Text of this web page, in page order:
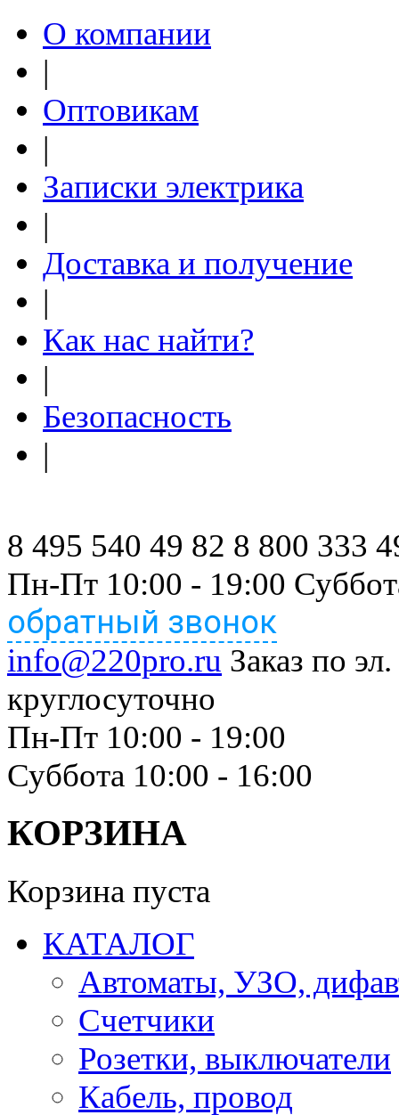
О компании
|
Оптовикам
|
Записки электрика
|
Доставка и получение
|
Как нас найти?
|
Безопасность
|
8 495 540 49 82 8 800 333
Пн-Пт 10:00 - 19:00
обратный звонок
info@220pro.ru Заказ по
круглосуточно
Пн-Пт 10:00 - 19:00
Суббота 10:00 - 16:00
КОРЗИНА
Корзина пуста
КАТАЛОГ
Автоматы, УЗО,
Счетчики
Розетки, выключатели
Кабель, провод